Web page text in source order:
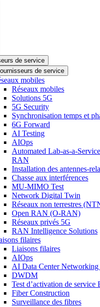
de service
de service
mobiles
Réseaux mobiles
Solutions 5G
5G Security
Synchronisation temps et
6G Forward
AI Testing
AIOps
Automated Lab-as-a-
RAN
Installation des antennes-
Chasse aux interférences
MU-MIMO Test
Network Digital Twin
Réseaux non terrestres
Open RAN (O-RAN)
Réseaux privés 5G
RAN Intelligence Solutions
filaires
Liaisons filaires
AIOps
AI Data Center Networking
DWDM
Test d’activation de service
Fiber Construction
Surveillance des fibres